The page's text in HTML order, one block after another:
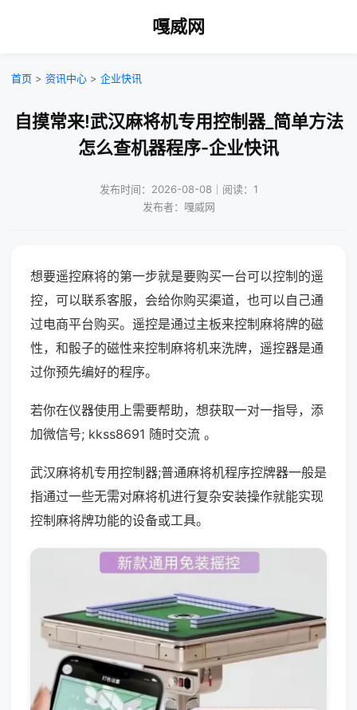
嘎威网
首页 > 资讯中心 > 企业快讯
自摸常来!武汉麻将机专用控制器_简单方法
怎么查机器程序-企业快讯
发布时间：2026-08-08｜阅读：1
发布者：嘎威网
想要遥控麻将的第一步就是要购买一台可以控制的遥
控，可以联系客服，会给你购买渠道，也可以自己通
过电商平台购买。遥控是通过主板来控制麻将牌的磁
性，和骰子的磁性来控制麻将机来洗牌，遥控器是通
过你预先编好的程序。
若你在仪器使用上需要帮助，想获取一对一指导，添
加微信号; kkss8691 随时交流 。
武汉麻将机专用控制器;普通麻将机程序控牌器一般是
指通过一些无需对麻将机进行复杂安装操作就能实现
控制麻将牌功能的设备或工具。